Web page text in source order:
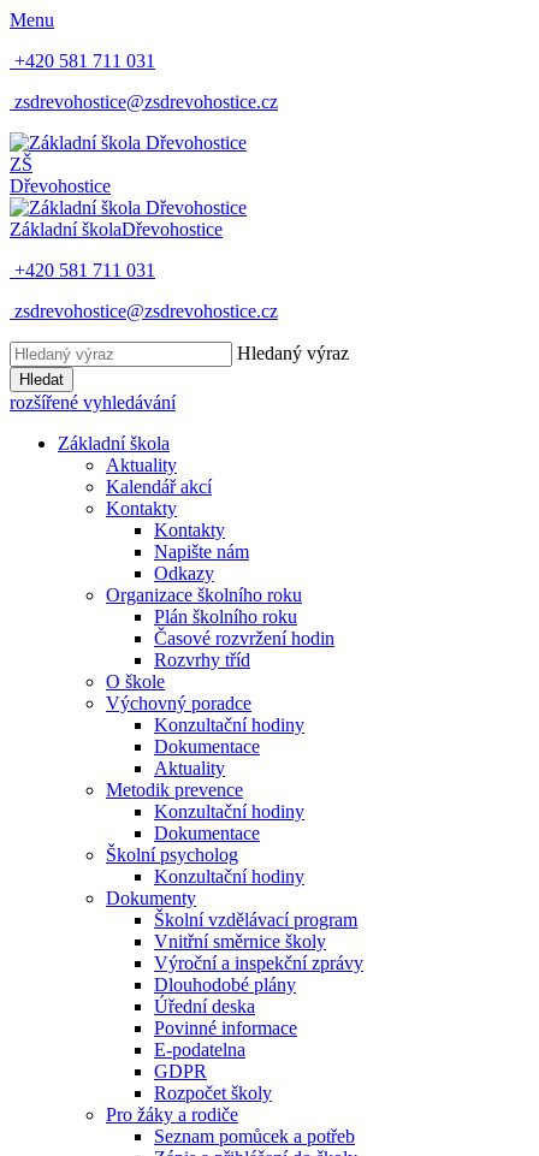
Menu
+420 581 711 031
zsdrevohostice@zsdrevohostice.cz
ZŠ
Dřevohostice
Základní školaDřevohostice
+420 581 711 031
zsdrevohostice@zsdrevohostice.cz
Hledaný výraz
Hledat
rozšířené vyhledávání
Základní škola
Aktuality
Kalendář akcí
Kontakty
Kontakty
Napište nám
Odkazy
Organizace školního roku
Plán školního roku
Časové rozvržení hodin
Rozvrhy tříd
O škole
Výchovný poradce
Konzultační hodiny
Dokumentace
Aktuality
Metodik prevence
Konzultační hodiny
Dokumentace
Školní psycholog
Konzultační hodiny
Dokumenty
Školní vzdělávací program
Vnitřní směrnice školy
Výroční a inspekční zprávy
Dlouhodobé plány
Úřední deska
Povinné informace
E-podatelna
GDPR
Rozpočet školy
Pro žáky a rodiče
Seznam pomůcek a potřeb